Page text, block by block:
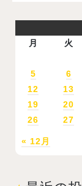
月
火
« 12月
5
6
12
13
19
20
26
27